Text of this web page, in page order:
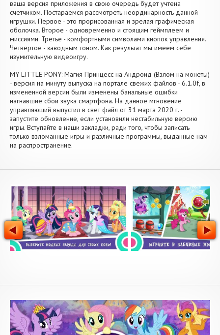
ваша версия приложения в свою очередь будет учтена
счетчиком. Постараемся рассмотреть неординарность данной
игрушки. Первое - это прорисованная и зрелая графическая
оболочка. Второе - одновременно и стоящим геймплеем и
миссиями. Третье - комфортными символами кнопок управления.
Четвертое - заводным тоном. Как результат мы имеем себе
изумительную видеоигру.
MY LITTLE PONY: Магия Принцесс на Андроид (Взлом на монеты)
- версия на минуту выпуска на портале свежих файлов - 6.1.0f, в
измененной версии были изменены банальные ошибки
нагнавшие сбои звука смартфона. На данное мгновение
управляющий выпустил в свет файл от 31 марта 2020 г. -
запустите обновление, если установили нестабильную версию
игры. Вступайте в наши закладки, ради того, чтобы записать
только взломанные игры и различные программы, выданные нам
на распространение.